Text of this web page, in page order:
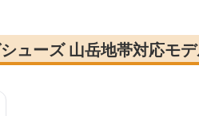
ューズ 山岳地帯対応モ